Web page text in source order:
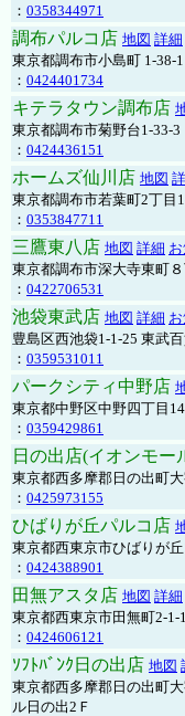
： 0358344971
調布パルコ店 地図 詳細
東京都調布市小島町 1-38-
： 0424401734
キテラタウン調布店
東京都調布市菊野台1-33-
： 0424436151
ホームズ仙川店 地図
東京都調布市若葉町2丁目
： 0353847711
三鷹東八店 地図 詳細
東京都調布市深大寺東町
： 0422706531
池袋東武店 地図 詳細
豊島区西池袋1-1-25 東
： 0359531011
パークシティ中野店
東京都中野区中野四丁目
： 0359429861
日の出店(イオンモー
東京都西多摩郡日の出町
： 0425973155
ひばりが丘パルコ店
東京都西東京市ひばりが丘
： 0424388901
田無アスタ店 地図 詳細
東京都西東京市田無町2-
： 0424606121
ｿﾌﾄﾊﾞﾝｸ日の出店 地図
東京都西多摩郡日の出町
ル日の出2Ｆ